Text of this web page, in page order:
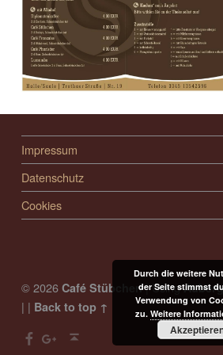
FOOTER SIDEBAR
Impressum
Datenschutz
Cookies
© 2026 Café Stübchen |Using
| | Back to top ↑
Facebook
Google +
Durch die weitere
der Seite stimmst
Verwendung von
zu. Weitere